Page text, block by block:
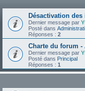
Désactivation
Dernier message par
Posté dans
Réponses : 2
Charte du forum
Dernier message par
Posté dans Principal
Réponses : 1